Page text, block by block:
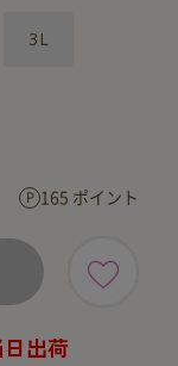
3L
165 ポイント
出荷